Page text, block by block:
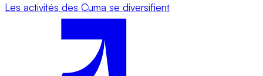
Les activités des Cuma se diversifient